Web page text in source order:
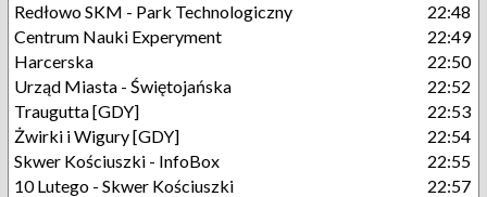
Redłowo SKM - Park Technologiczny
22:48
Centrum Nauki Experyment
22:49
Harcerska
22:50
Urząd Miasta - Świętojańska
22:52
Traugutta [GDY]
22:53
Żwirki i Wigury [GDY]
22:54
Skwer Kościuszki - InfoBox
22:55
10 Lutego - Skwer Kościuszki
22:57